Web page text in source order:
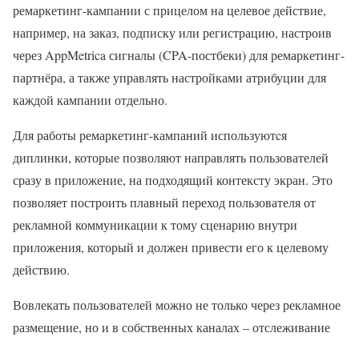
ремаркетинг-кампании с прицелом на целевое действие,
например, на заказ, подписку или регистрацию, настроив
через AppMetrica сигналы (CPA-постбеки) для ремаркетинг-
партнёра, а также управлять настройками атрибуции для
каждой кампании отдельно.
Для работы ремаркетинг-кампаний используютcя
диплинки, которые позволяют направлять пользователей
сразу в приложение, на подходящий контексту экран. Это
позволяет построить плавный переход пользователя от
рекламной коммуникации к тому сценарию внутри
приложения, который и должен привести его к целевому
действию.
Вовлекать пользователей можно не только через рекламное
размещение, но и в собственных каналах – отслеживание